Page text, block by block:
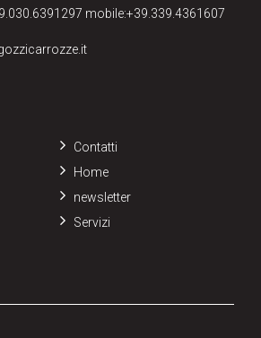
mobile:+39.339.4361607
Contatti
Home
newsletter
Servizi